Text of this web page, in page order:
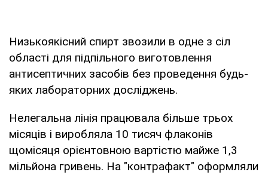
Низькоякісний спирт звозили в одне з сіл
області для підпільного виготовлення
антисептичних засобів без проведення будь-
яких лабораторних досліджень.
Нелегальна лінія працювала більше трьох
місяців і виробляла 10 тисяч флаконів
щомісяця орієнтовною вартістю майже 1,3
мільйона гривень. На "контрафакт" оформляли